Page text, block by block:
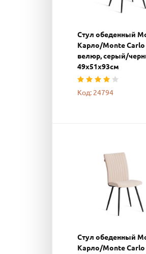
Стул обеденный
Карло/Monte Carlo
велюр, серый/
49х51х93см
Код: 24794
Стул обеденный
Карло/Monte Carlo